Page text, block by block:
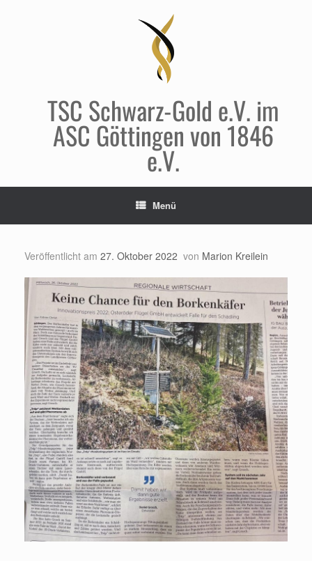
TSC Schwarz-Gold e.V. im
ASC Göttingen von 1846
e.V.
Menü
Veröffentlicht am 27. Oktober 2022 von Marion Kreilein